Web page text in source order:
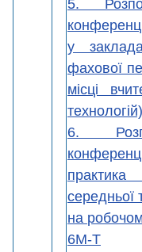
5.
у
фахової
місці
6.
середньої
на
6М-Т